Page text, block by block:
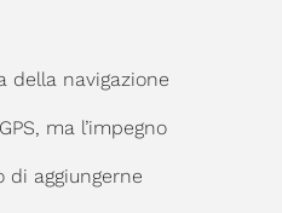
della navigazione
ma l’impegno
aggiungerne